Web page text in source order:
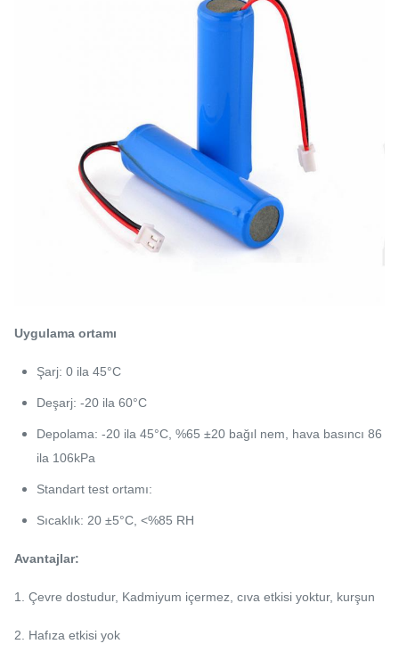
Uygulama ortamı
Şarj: 0 ila 45°C
Deşarj: -20 ila 60°C
Depolama: -20 ila 45°C, %65 ±20 bağıl nem, hava basıncı 86
ila 106kPa
Standart test ortamı:
Sıcaklık: 20 ±5°C, <%85 RH
Avantajlar:
1. Çevre dostudur, Kadmiyum içermez, cıva etkisi yoktur, kurşun
2. Hafıza etkisi yok